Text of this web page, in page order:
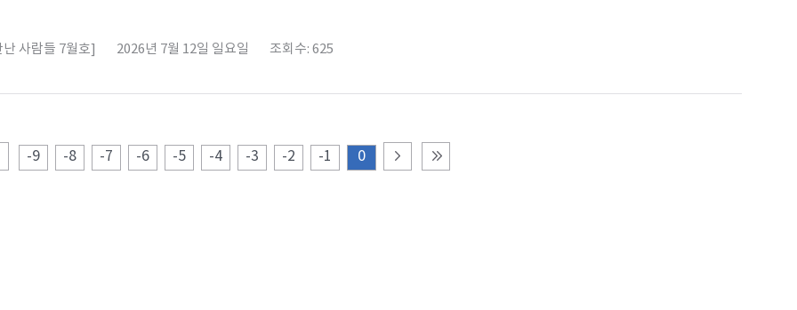
사람들 7월호] 2026년 7월 12일 일요일 조회수: 625
-9 -8 -7 -6 -5 -4 -3 -2 -1 0